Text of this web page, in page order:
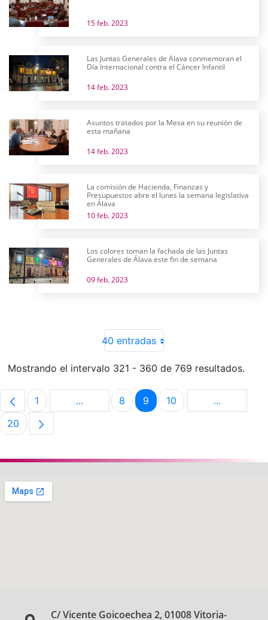
15 feb. 2023
Las Juntas Generales de Álava conmemoran el
Día Internacional contra el Cáncer Infantil
14 feb. 2023
Asuntos tratados por la Mesa en su reunión de
esta mañana
14 feb. 2023
La comisión de Hacienda, Finanzas y
Presupuestos abre el lunes la semana legislativa
en Álava
10 feb. 2023
Los colores toman la fachada de las Juntas
Generales de Álava este fin de semana
09 feb. 2023
40 entradas
Mostrando el intervalo 321 - 360 de 769 resultados.
Página
1 ...Páginas intermedias Use TAB para
Página
8 Página
9 Página
10 ...Páginas
Página
20
C/ Vicente Goicoechea 2, 01008 Vitoria-